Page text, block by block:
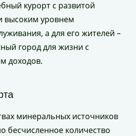
курорт с развитой
высоким уровнем
а для его жителей –
город для жизни с
доходов.
минеральных источников
бесчисленное количество